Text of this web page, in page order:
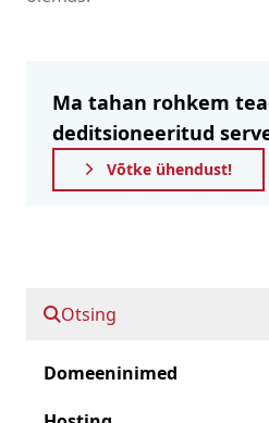
Domeeninimed
Otsing
Ma tahan rohkem
deditsioneeritud
Võtke ühendust!
Miks SLA?